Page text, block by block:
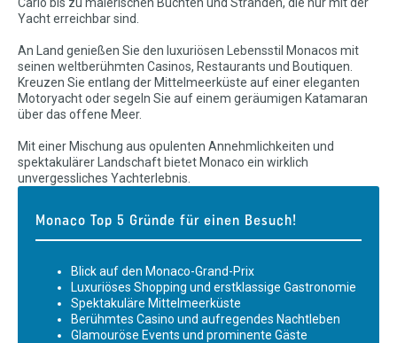
Yacht erreichbar sind.
An Land genießen Sie den luxuriösen Lebensstil Monacos mit
seinen weltberühmten Casinos, Restaurants und Boutiquen.
Kreuzen Sie entlang der Mittelmeerküste auf einer eleganten
Motoryacht oder segeln Sie auf einem geräumigen Katamaran
über das offene Meer.
Mit einer Mischung aus opulenten Annehmlichkeiten und
spektakulärer Landschaft bietet Monaco ein wirklich
unvergessliches Yachterlebnis.
Monaco Top 5 Gründe für einen Besuch!
Blick auf den Monaco-Grand-Prix
Luxuriöses Shopping und erstklassige Gastronomie
Spektakuläre Mittelmeerküste
Berühmtes Casino und aufregendes Nachtleben
Glamouröse Events und prominente Gäste